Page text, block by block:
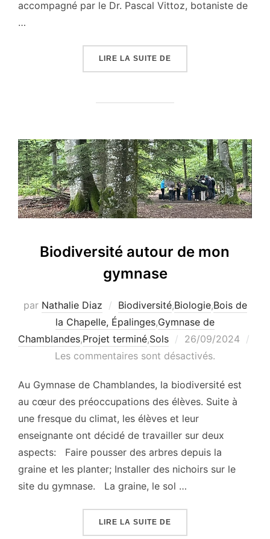
accompagné par le Dr. Pascal Vittoz, botaniste de
…
LIRE LA SUITE DE
Biodiversité autour de mon
gymnase
par Nathalie Diaz Biodiversité,Biologie,Bois de
la Chapelle, Épalinges,Gymnase de
Chamblandes,Projet terminé,Sols
Publié
le
26/09/2024
Les commentaires sont désactivés.
Au Gymnase de Chamblandes, la biodiversité est
au cœur des préoccupations des élèves. Suite à
une fresque du climat, les élèves et leur
enseignante ont décidé de travailler sur deux
aspects: Faire pousser des arbres depuis la
graine et les planter; Installer des nichoirs sur le
site du gymnase. La graine, le sol …
LIRE LA SUITE DE